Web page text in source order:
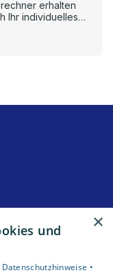
erhalten
Ihr individuelles
×
und
Datenschutzhinweise •